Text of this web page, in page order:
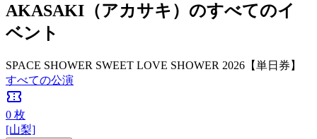
AKASAKI（アカサキ）のすべてのイ
ベント
SPACE SHOWER SWEET LOVE SHOWER 2026【単日券】
すべての公演
confirmation_number
0 枚
[山梨]